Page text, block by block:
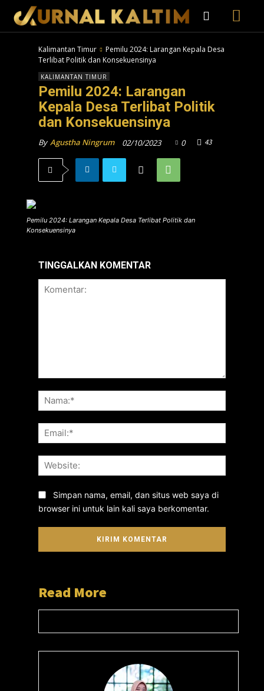
Kalimantan Timur
Pemilu 2024: Larangan Kepala Desa
Terlibat Politik dan Konsekuensinya
KALIMANTAN TIMUR
Pemilu 2024: Larangan
Kepala Desa Terlibat Politik
dan Konsekuensinya
By Agustha Ningrum 02/10/2023 0 43
Pemilu 2024: Larangan Kepala Desa Terlibat Politik dan
Konsekuensinya
TINGGALKAN KOMENTAR
Simpan nama, email, dan situs web saya di
browser ini untuk lain kali saya berkomentar.
Read More